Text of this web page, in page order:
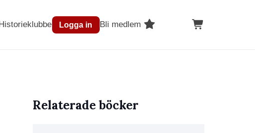
Logga in Bli medlem
Relaterade böcker